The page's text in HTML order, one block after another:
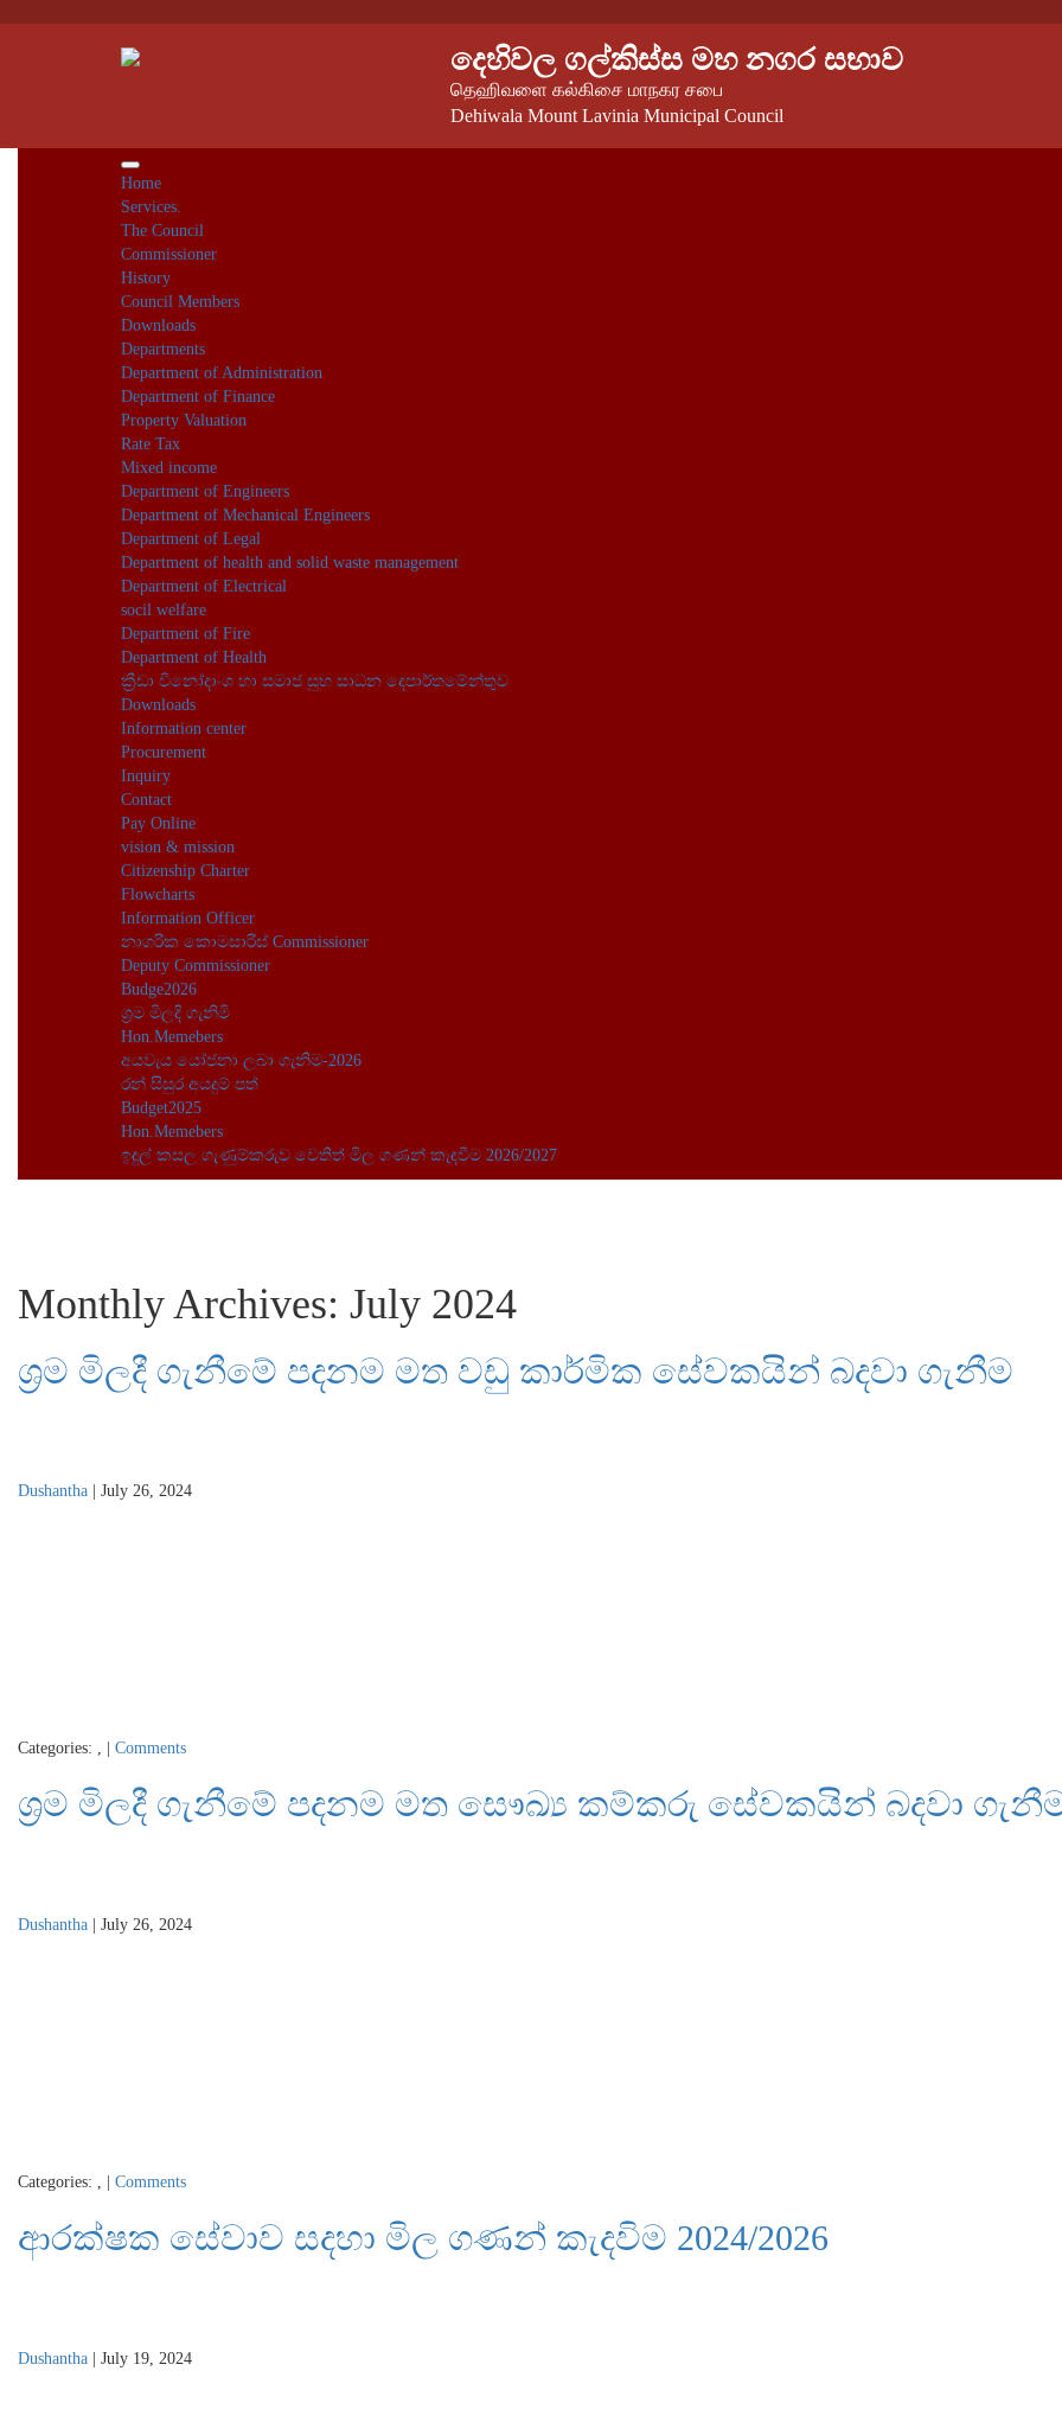
දෙහිවල ගල්කිස්ස මහ නගර සභාව
தெஹிவளை கல்கிசை மாநகர சபை
Dehiwala Mount Lavinia Municipal Council
Home
Services.
The Council
Commissioner
History
Council Members
Downloads
Departments
Department of Administration
Department of Finance
Property Valuation
Rate Tax
Mixed income
Department of Engineers
Department of Mechanical Engineers
Department of Legal
Department of health and solid waste management
Department of Electrical
socil welfare
Department of Fire
Department of Health
ක්‍රීඩා විනෝදාංශ හා සමාජ සුභ සාධන දෙපාර්තමේන්තුව
Downloads
Information center
Procurement
Inquiry
Contact
Pay Online
vision & mission
Citizenship Charter
Flowcharts
Information Officer
නාගරික කොමසාරිස් Commissioner
Deputy Commissioner
Budge2026
ශ්‍රම මිලදි ගැනිමි
Hon.Memebers
අයවැය යෝජනා ලබා ගැනිම-2026
රන් සිසුර අයදුම් පත්
Budget2025
Hon.Memebers
ඉඳුල් කසල ගැණුම්කරුව ‍වෙතිත් මිල ගණන් කැඳවීම 2026/2027
Monthly Archives: July 2024
ශ්‍රම මිලදී ගැනීමේ පදනම මත වඩු කාර්මික සේවකයින් බදවා ගැනීම
Dushantha July 26, 2024
Categories: , Comments
ශ්‍රම මිලදී ගැනීමේ පදනම මත සෞඛ්‍ය කම්කරු සේවකයින් බදවා
Dushantha July 26, 2024
Categories: , Comments
ආරක්ෂක සේවාව සදහා මිල ගණන් කැදවිම 2024/2026
Dushantha July 19, 2024